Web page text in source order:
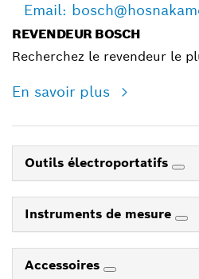
Email:
REVENDEUR BOSCH
Recherchez le revendeur le
En savoir plus
Outils électroportatifs
Instruments de mesure
Accessoires